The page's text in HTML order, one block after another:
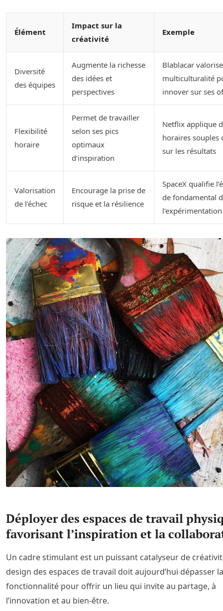
Élément
Impact sur la
créativité
Exemple
Diversité
des équipes
Augmente la richesse
des idées et
perspectives
Blablacar
multiculturalité
innover sur ses
Flexibilité
horaire
Permet de travailler
selon ses pics
optimaux
d’inspiration
Netflix applique
horaires souples
sur les résultats
Valorisation
de l’échec
Encourage la prise de
risque et la résilience
SpaceX qualifie
de fondamental
l’expérimentation
Déployer des espaces de travail
favorisant l’inspiration et la
Un cadre stimulant est un puissant catalyseur de
design des espaces de travail doit aujourd’hui dépasser
fonctionnalité pour offrir un lieu qui invite au partage, à
l’innovation et au bien-être.